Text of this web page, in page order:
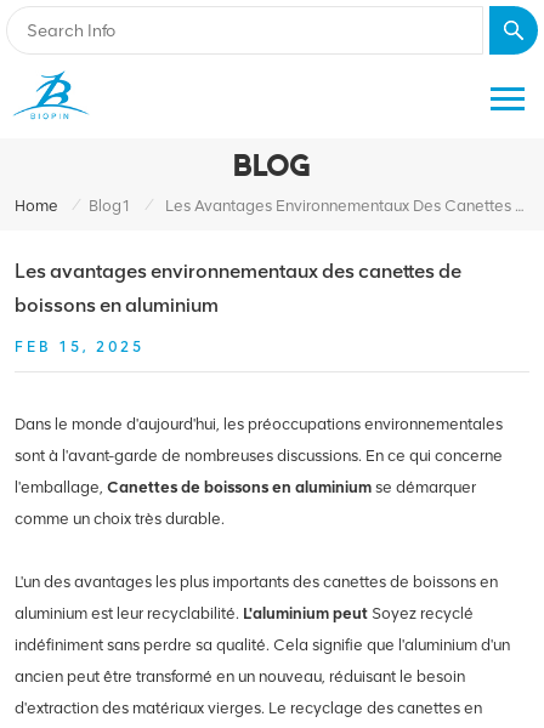
BLOG
Home / Blog1 / Les Avantages Environnementaux Des Canettes De Boissons En Aluminium
Les avantages environnementaux des canettes de
boissons en aluminium
FEB 15, 2025
Dans le monde d'aujourd'hui, les préoccupations environnementales
sont à l'avant-garde de nombreuses discussions. En ce qui concerne
l'emballage, Canettes de boissons en aluminium se démarquer
comme un choix très durable.
L'un des avantages les plus importants des canettes de boissons en
aluminium est leur recyclabilité. L'aluminium peut Soyez recyclé
indéfiniment sans perdre sa qualité. Cela signifie que l'aluminium d'un
ancien peut être transformé en un nouveau, réduisant le besoin
d'extraction des matériaux vierges. Le recyclage des canettes en